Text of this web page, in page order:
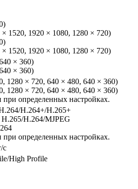
1520, 1920 × 1080, 1280 × 720)
1520, 1920 × 1080, 1280 × 720)
× 360)
× 360)
1280 × 720, 640 × 480, 640 × 360)
1280 × 720, 640 × 480, 640 × 360)
при определенных настройках.
H.264+/H.265+
H.264/MJPEG
при определенных настройках.
с
High Profile